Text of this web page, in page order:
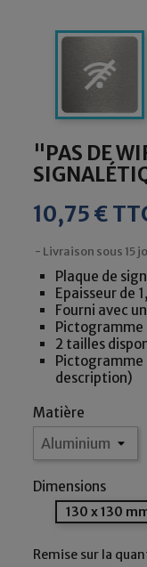
"PAS DE
10,75 €
Livraison sous 15
Plaque de
Epaisseur de
Fourni avec
Pictogramme
2 tailles
description)
Matière
Dimensions
130 x 130
Remise sur la